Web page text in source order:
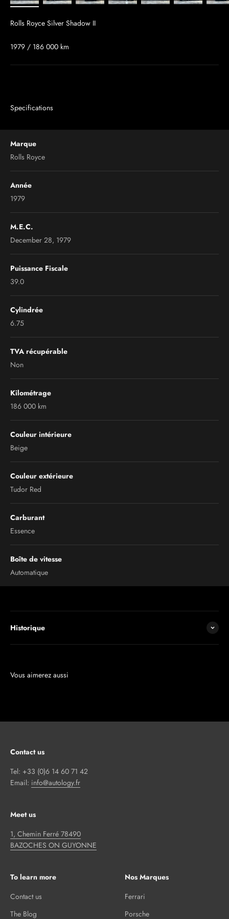
Rolls Royce Silver Shadow II
1979 / 186 000 km
Specifications
Marque
Rolls Royce
Année
1979
M.E.C.
December 28, 1979
Puissance Fiscale
39.0
Cylindrée
6.75
TVA récupérable
Non
Kilométrage
186 000 km
Couleur intérieure
Beige
Couleur extérieure
Tudor Red
Carburant
Essence
Boîte de vitesse
Automatique
Historique
Contact us
Tel: +33 (0)6 14 60 71 42
Email: info@autology.fr
Meet us
1, Chemin Ferré 78490
BAZOCHES ON GUYONNE
To learn more
Contact us
The Blog
Nos Marques
Ferrari
Porsche